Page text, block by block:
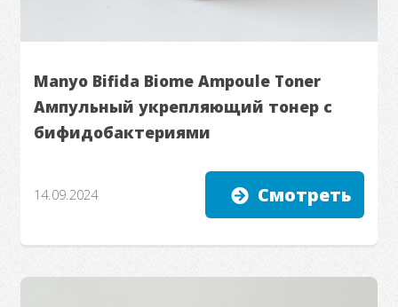
Manyo Bifida Biome Ampoule Toner
Ампульный укрепляющий тонер с
бифидобактериями
14.09.2024 Смотреть